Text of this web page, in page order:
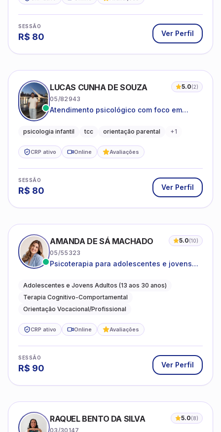
SESSÃO
R$ 80 Ver Perfil
LUCAS CUNHA DE SOUZA 5.0(2)
05/82943
Atendimento psicológico com foco em
promovendo equilíbrio emocional e
psicologia infantil tcc orientação parental +1
CRP ativo Online Avaliações
SESSÃO
R$ 80 Ver Perfil
AMANDA DE SÁ MACHADO 5.0(10)
05/55323
Psicoterapia para adolescentes e jovens
autoestima, relações e orientação
profissional
Adolescentes e Jovens Adultos (13 aos 30 anos)
Terapia Cognitivo-Comportamental
Orientação Vocacional/Profissional
CRP ativo Online Avaliações
SESSÃO
R$ 90 Ver Perfil
RAQUEL BENTO DA SILVA 5.0(8)
03/30147